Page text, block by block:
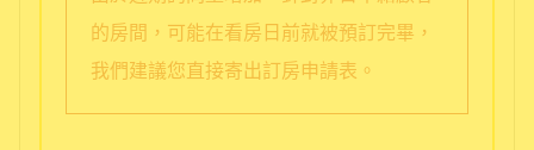
的房間，可能在看房日前就被預訂完畢，
我們建議您直接寄出訂房申請表。